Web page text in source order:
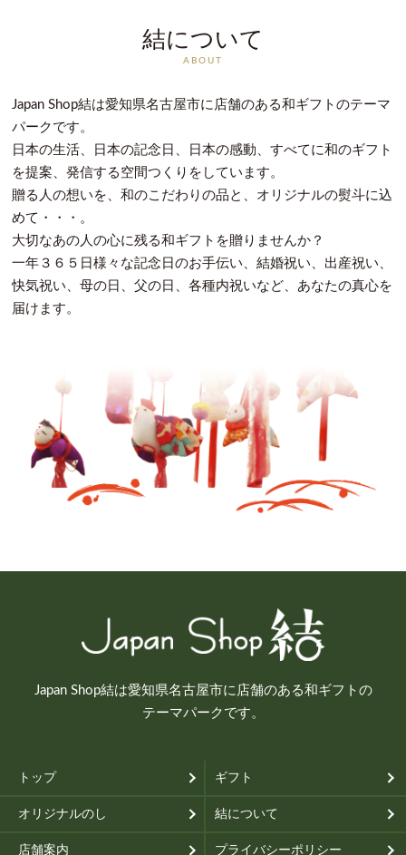
結について
ABOUT
Japan Shop結は愛知県名古屋市に店舗のある和ギフトのテーマ
パークです。
日本の生活、日本の記念日、日本の感動、すべてに和のギフト
を提案、発信する空間つくりをしています。
贈る人の想いを、和のこだわりの品と、オリジナルの熨斗に込
めて・・・。
大切なあの人の心に残る和ギフトを贈りませんか？
一年３６５日様々な記念日のお手伝い、結婚祝い、出産祝い、
快気祝い、母の日、父の日、各種内祝いなど、あなたの真心を
届けます。
Japan Shop結は愛知県名古屋市に店舗のある和ギフトの
テーマパークです。
トップ ギフト
オリジナルのし 結について
店舗案内 プライバシーポリシー